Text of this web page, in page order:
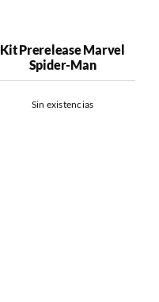
Kit Prerelease Marvel
Spider-Man
Sin existencias